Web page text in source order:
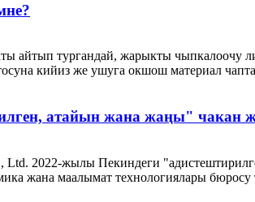
айтып тургандай, жарыкты чыпкалоочу
кийиз же ушуга окшош материал
атайын жана жаңы" чакан
Ltd. 2022-жылы Пекиндеги
жана маалымат технологиялары бюросу